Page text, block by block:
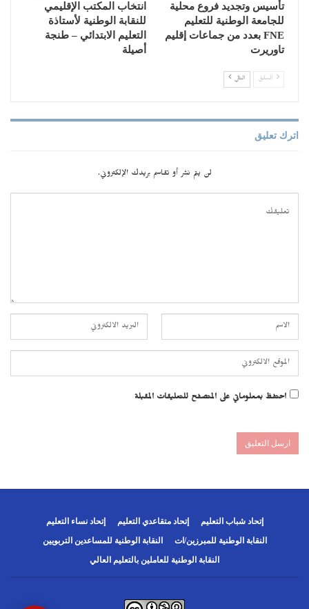
تأسيس وتجديد فروع محلية
للجامعة الوطنية للتعليم
FNE بعدد من جماعات إقليم
تاوريرت
انتخاب المكتب الإقليمي
للنقابة الوطنية لأستاذة
التعليم الابتدائي – طنجة
أصيلة
السابق التالي
اترك تعليق
لن يتم نشر أو تقاسم بريدك الإلكتروني.
احتفظ بمعلوماتي على المتصفح للتعليقات المقبلة
إتحاد شباب التعليم إتحاد متقاعدي التعليم
إتحاد نساء التعليم
النقابة الوطنية للمبرزين/ات
النقابة الوطنية للمساعدين التربويين
النقابة الوطنية للعاملين بالتعليم العالي